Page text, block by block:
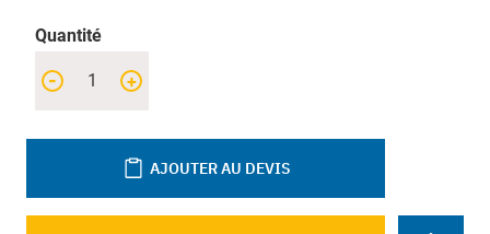
Quantité
+
-
AJOUTER AU DEVIS